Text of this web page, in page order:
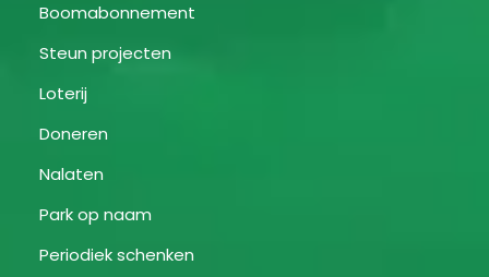
Boomabonnement
Steun projecten
Loterij
Doneren
Nalaten
Park op naam
Periodiek schenken